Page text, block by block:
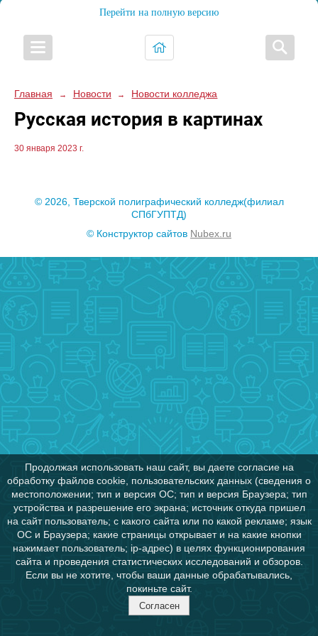
Перейти на полную версию
Главная → Новости → Новости колледжа
Русская история в картинах
30 января 2023 г.
© 2026, Тверской полиграфический колледж(филиал
СПбГУПТД)
© Конструктор сайтов Nubex.ru
Продолжая использовать наш сайт, вы даете согласие на
обработку файлов cookie, пользовательских данных (сведения о
местоположении; тип и версия ОС; тип и версия Браузера; тип
устройства и разрешение его экрана; источник откуда пришел
на сайт пользователь; с какого сайта или по какой рекламе; язык
ОС и Браузера; какие страницы открывает и на какие кнопки
нажимает пользователь; ip-адрес) в целях функционирования
сайта и проведения статистических исследований и обзоров.
Если вы не хотите, чтобы ваши данные обрабатывались,
покиньте сайт.
Согласен